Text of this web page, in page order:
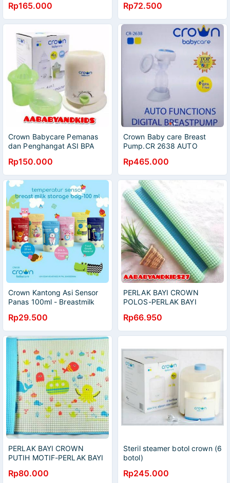
Rp165.000
Asli
Rp72.500
Crown Babycare Pemanas
dan Penghangat ASI BPA
Machine BPA FREE
Rp150.000
Crown Baby care Breast
Pump.CR 2638 AUTO
Rp465.000
Crown Kantong Asi Sensor
Panas 100ml - Breastmilk
Rp29.500
PERLAK BAYI CROWN
POLOS-PERLAK BAYI
FULL WARNA-PERLAK BAYI
POLOS BERKUALITAS
Rp66.950
PERLAK BAYI CROWN
PUTIH MOTIF-PERLAK BAYI
BAYI CROWN BABY-PERLAK
Rp80.000
Steril steamer botol crown (6
botol)
Rp245.000